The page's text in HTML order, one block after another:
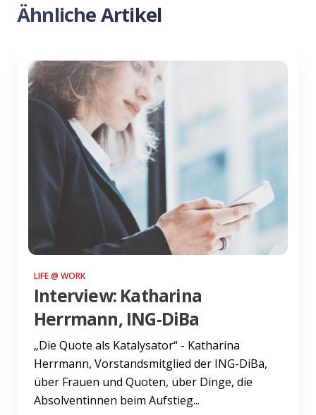
Ähnliche Artikel
LIFE @ WORK
Interview: Katharina
Herrmann, ING-DiBa
„Die Quote als Katalysator“ - Katharina
Herrmann, Vorstandsmitglied der ING-DiBa,
über Frauen und Quoten, über Dinge, die
Absolventinnen beim Aufstieg...